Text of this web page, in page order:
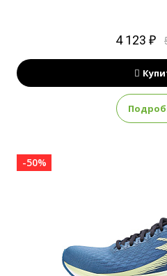
4 123 ₽
-50%